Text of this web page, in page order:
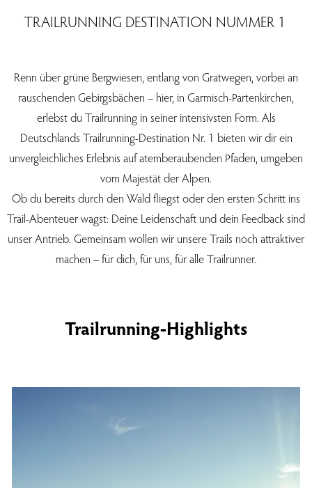
TRAILRUNNING DESTINATION NUMMER 1
Renn über grüne Bergwiesen, entlang von Gratwegen, vorbei an
rauschenden Gebirgsbächen – hier, in Garmisch-Partenkirchen,
erlebst du Trailrunning in seiner intensivsten Form. Als
Deutschlands Trailrunning-Destination Nr. 1 bieten wir dir ein
unvergleichliches Erlebnis auf atemberaubenden Pfaden, umgeben
vom Majestät der Alpen.
Ob du bereits durch den Wald fliegst oder den ersten Schritt ins
Trail-Abenteuer wagst: Deine Leidenschaft und dein Feedback sind
unser Antrieb. Gemeinsam wollen wir unsere Trails noch attraktiver
machen – für dich, für uns, für alle Trailrunner.
Trailrunning-Highlights